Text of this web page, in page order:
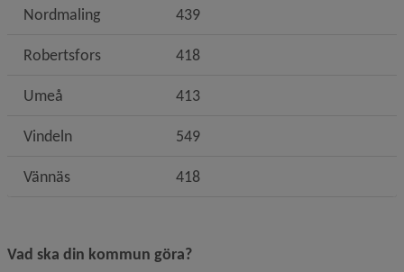
Nordmaling 439
Robertsfors 418
Umeå 413
Vindeln 549
Vännäs 418
Vad ska din kommun göra?